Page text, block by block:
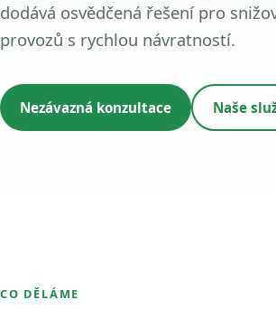
dodává osvědčená řešení pro
provozů s rychlou návratností.
Nezávazná konzultace Naše
CO DĚLÁME